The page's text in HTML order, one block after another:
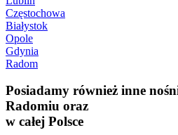
Częstochowa
Białystok
Opole
Gdynia
Radom
Posiadamy również inne
Radomiu oraz
w całej Polsce